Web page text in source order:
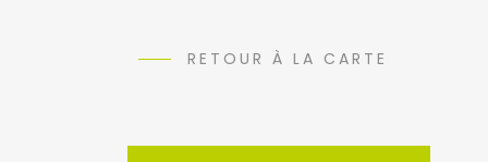
RETOUR À LA CARTE